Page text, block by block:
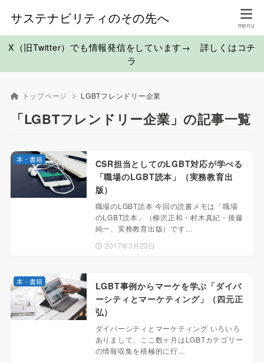
サステナビリティのその先へ
X（旧Twitter）でも情報発信をしています→ 詳しくはコチ
ラ
トップページ LGBTフレンドリー企業
「LGBTフレンドリー企業」の記事一覧
CSR担当としてのLGBT対応が学べる
「職場のLGBT読本」（実務教育出
版）
職場のLGBT読本 今回の読書メモは「職場
のLGBT読本」（柳沢正和・村木真紀・後藤
純一、実務教育出版）です…
2017年3月23日
本・書籍
LGBT事例からマーケを学ぶ「ダイバ
ーシティとマーケティング」（四元正
弘）
ダイバーシティとマーケティング いろいろ
ありまして、ここ数ヶ月はLGBTカテゴリー
の情報収集を積極的に行…
本・書籍